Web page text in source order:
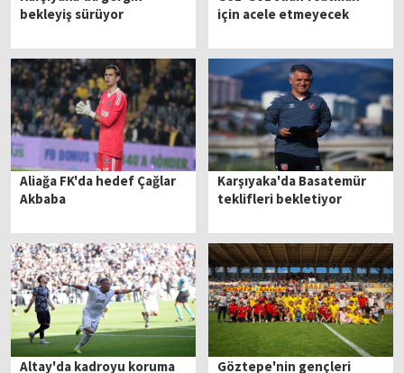
bekleyiş sürüyor
için acele etmeyecek
Aliağa FK'da hedef Çağlar
Akbaba
Karşıyaka'da Basatemür
teklifleri bekletiyor
Altay'da kadroyu koruma
Göztepe'nin gençleri